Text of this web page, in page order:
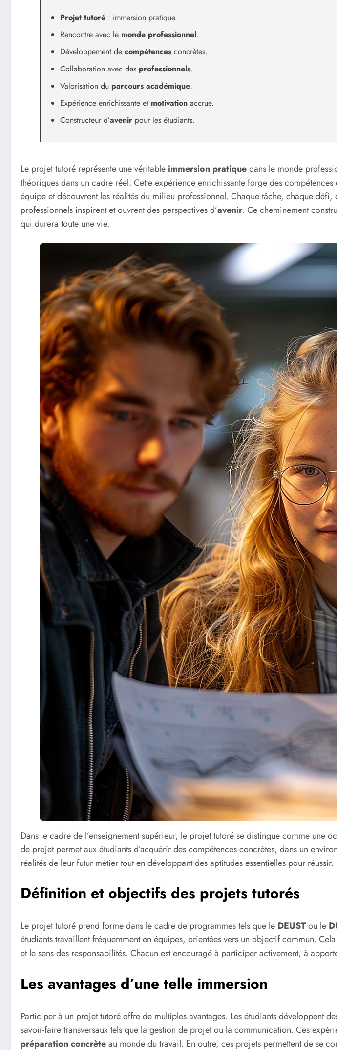
Projet tutoré : immersion pratique.
Rencontre avec le monde professionnel.
Développement de compétences concrètes.
Collaboration avec des professionnels.
Valorisation du parcours académique.
Expérience enrichissante et motivation accrue.
Constructeur d’avenir pour les étudiants.
Le projet tutoré représente une véritable immersion pratiquedans le monde
théoriques dans un cadre réel. Cette expérience enrichissante forge des compétences
équipe et découvrent les réalités du milieu professionnel. Chaque tâche, chaque
professionnels inspirent et ouvrent des perspectives d’avenir. Ce cheminement
qui durera toute une vie.
Dans le cadre de l’enseignement supérieur, le projet tutoré se distingue comme une
de projet permet aux étudiants d’acquérir des compétences concrètes, dans un
réalités de leur futur métier tout en développant des aptitudes essentielles pour réussir.
Définition et objectifs des projets tutorés
Le projet tutoré prend forme dans le cadre de programmes tels que le DEUSTou le
étudiants travaillent fréquemment en équipes, orientées vers un objectif commun.
et le sens des responsabilités. Chacun est encouragé à participer activement, à
Les avantages d’une telle immersion
Participer à un projet tutoré offre de multiples avantages. Les étudiants développent
savoir-faire transversaux tels que la gestion de projet ou la communication. Ces
préparation concrèteau monde du travail. En outre, ces projets permettent de se